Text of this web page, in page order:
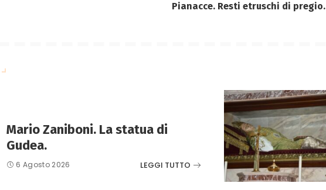
Pianacce. Resti etruschi di pregio.
Mario Zaniboni. La statua di
Gudea.
6 Agosto 2026 LEGGI TUTTO